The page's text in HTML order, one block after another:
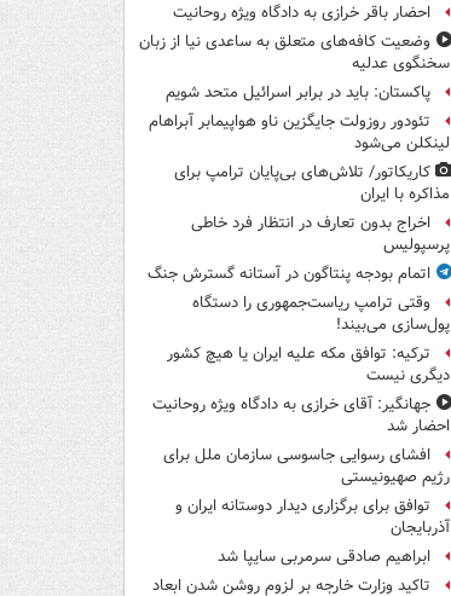
احضار باقر خرازی به دادگاه ویژه روحانیت
وضعیت کافه‌های متعلق به ساعدی نیا از زبان
سخنگوی عدلیه
پاکستان: باید در برابر اسرائیل متحد شویم
تئودور روزولت جایگزین ناو هواپیمابر آبراهام
لینکلن می‌شود
کاریکاتور/ تلاش‌های بی‌پایان ترامپ برای
مذاکره با ایران
اخراج بدون تعارف در انتظار فرد خاطی
پرسپولیس
اتمام بودجه پنتاگون در آستانه گسترش جنگ
وقتی ترامپ ریاست‌جمهوری را دستگاه
پول‌سازی می‌بیند!
ترکیه: توافق مکه علیه ایران یا هیچ کشور
دیگری نیست
جهانگیر: آقای خرازی به دادگاه ویژه روحانیت
احضار شد
افشای رسوایی جاسوسی سازمان ملل برای
رژیم صهیونیستی
توافق برای برگزاری دیدار دوستانه ایران و
آذربایجان
ابراهیم صادقی سرمربی سایپا شد
تاکید وزارت خارجه بر لزوم روشن شدن ابعاد